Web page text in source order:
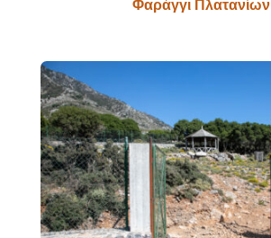
Φαράγγι Πλατανίων